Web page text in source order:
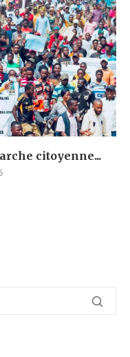
citoyenne...